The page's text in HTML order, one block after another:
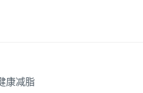
康减脂